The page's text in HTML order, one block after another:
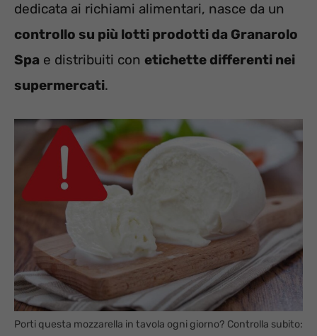
dedicata ai richiami alimentari, nasce da un
controllo su più lotti prodotti da Granarolo
Spa e distribuiti con etichette differenti nei
supermercati.
Porti questa mozzarella in tavola ogni giorno? Controlla subito: